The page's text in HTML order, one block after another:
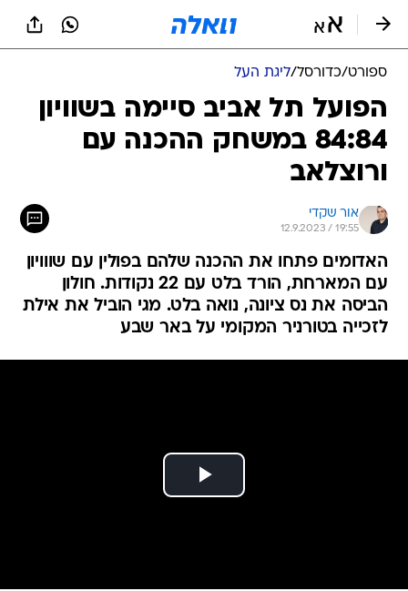
ספורט/כדורסל/ליגת העל
הפועל תל אביב סיימה בשוויון
84:84 במשחק ההכנה עם
ורוצלאב
אור שקדי
12.9.2023 / 19:55
האדומים פתחו את ההכנה שלהם בפולין עם שווויון
עם המארחת, הורד בלט עם 22 נקודות. חולון
הביסה את נס ציונה, נואה בלט. מגי הוביל את אילת
לזכייה בטורניר המקומי על באר שבע